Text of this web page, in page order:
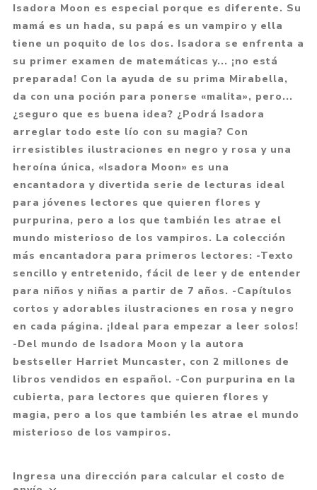
Isadora Moon es especial porque es diferente. Su
mamá es un hada, su papá es un vampiro y ella
tiene un poquito de los dos. Isadora se enfrenta a
su primer examen de matemáticas y... ¡no está
preparada! Con la ayuda de su prima Mirabella,
da con una poción para ponerse «malita», pero...
¿seguro que es buena idea? ¿Podrá Isadora
arreglar todo este lío con su magia? Con
irresistibles ilustraciones en negro y rosa y una
heroína única, «Isadora Moon» es una
encantadora y divertida serie de lecturas ideal
para jóvenes lectores que quieren flores y
purpurina, pero a los que también les atrae el
mundo misterioso de los vampiros. La colección
más encantadora para primeros lectores: -Texto
sencillo y entretenido, fácil de leer y de entender
para niños y niñas a partir de 7 años. -Capítulos
cortos y adorables ilustraciones en rosa y negro
en cada página. ¡Ideal para empezar a leer solos!
-Del mundo de Isadora Moon y la autora
bestseller Harriet Muncaster, con 2 millones de
libros vendidos en español. -Con purpurina en la
cubierta, para lectores que quieren flores y
magia, pero a los que también les atrae el mundo
misterioso de los vampiros.
Ingresa una dirección para calcular el costo de